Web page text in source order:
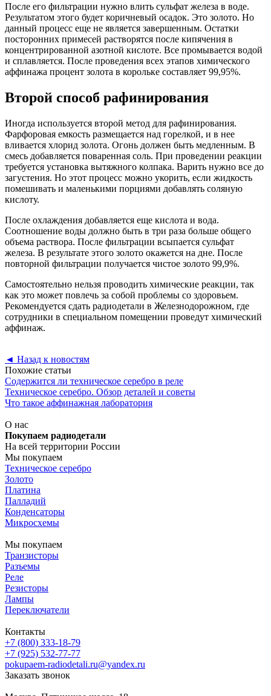
После его фильтрации нужно влить сульфат железа в воде.
Результатом этого будет коричневый осадок. Это золото. Но
данный процесс еще не является завершенным. Остатки
посторонних примесей растворятся после кипячения в
концентрированной азотной кислоте. Все промывается водой
и сплавляется. После проведения всех этапов химического
аффинажа процент золота в корольке составляет 99,95%.
Второй способ рафинирования
Иногда используется второй метод для рафинирования.
Фарфоровая емкость размещается над горелкой, и в нее
вливается хлорид золота. Огонь должен быть медленным. В
смесь добавляется поваренная соль. При проведении реакции
требуется установка вытяжного колпака. Варить нужно все до
загустения. Но этот процесс можно укорить, если жидкость
помешивать и маленькими порциями добавлять соляную
кислоту.
После охлаждения добавляется еще кислота и вода.
Соотношение воды должно быть в три раза больше общего
объема раствора. После фильтрации всыпается сульфат
железа. В результате этого золото окажется на дне. После
повторной фильтрации получается чистое золото 99,9%.
Самостоятельно нельзя проводить химические реакции, так
как это может повлечь за собой проблемы со здоровьем.
Рекомендуется сдать радиодетали в Железнодорожном, где
сотрудники в специальном помещении проведут химический
аффинаж.
◄ Назад к новостям
Похожие статьи
Содержится ли техническое серебро в реле
Техническое серебро. Обзор деталей и советы
Что такое аффинажная лаборатория
О нас
Покупаем радиодетали
На всей территории России
Мы покупаем
Техническое серебро
Золото
Платина
Палладий
Конденсаторы
Микросхемы
Мы покупаем
Транзисторы
Разъемы
Реле
Резисторы
Лампы
Переключатели
Контакты
+7 (800) 333-18-79
+7 (925) 532-77-77
pokupaem-radiodetali.ru@yandex.ru
Заказать звонок